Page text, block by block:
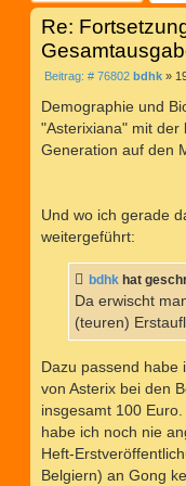
Re:
Beitrag: # 76802B
i
a
g
bdhk »
Demographie und
"Asterixiana" mit der
Generation auf den
Und wo ich gerade
weitergeführt:
bdhk hat
Da erwischt
(teuren)
Dazu passend habe
von Asterix bei den
insgesamt 100
habe ich noch nie
Heft-
Belgiern) an Gong